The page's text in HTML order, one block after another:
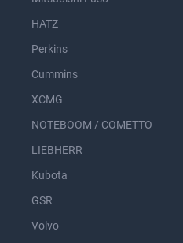
HATZ
Perkins
Cummins
XCMG
NOTEBOOM / COMETTO
LIEBHERR
Kubota
GSR
Volvo